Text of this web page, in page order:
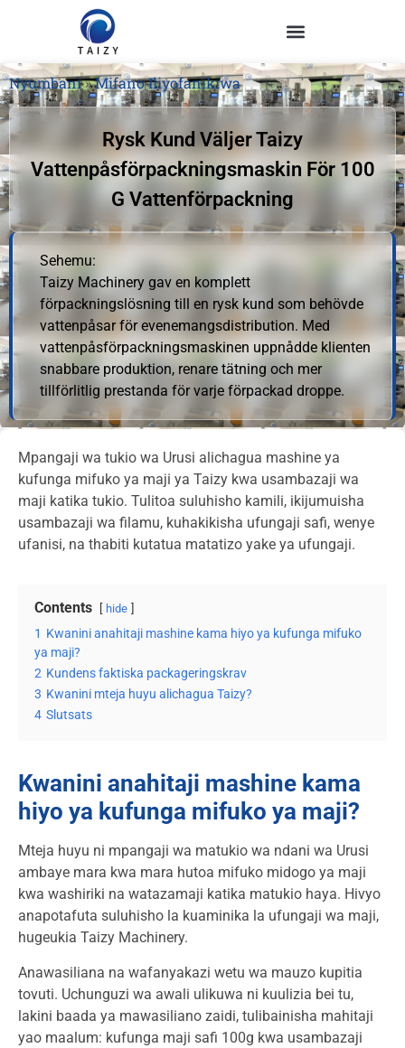
Nyumbani»Mifano Iliyofanikiwa
Rysk Kund Väljer Taizy
Vattenpåsförpackningsmaskin För 100
G Vattenförpackning
Sehemu:
Taizy Machinery gav en komplett
förpackningslösning till en rysk kund som behövde
vattenpåsar för evenemangsdistribution. Med
vattenpåsförpackningsmaskinen uppnådde klienten
snabbare produktion, renare tätning och mer
tillförlitlig prestanda för varje förpackad droppe.
Mpangaji wa tukio wa Urusi alichagua mashine ya
kufunga mifuko ya maji ya Taizy kwa usambazaji wa
maji katika tukio. Tulitoa suluhisho kamili, ikijumuisha
usambazaji wa filamu, kuhakikisha ufungaji safi, wenye
ufanisi, na thabiti kutatua matatizo yake ya ufungaji.
Contents hide
1 Kwanini anahitaji mashine kama hiyo ya kufunga mifuko
ya maji?
2 Kundens faktiska packageringskrav
3 Kwanini mteja huyu alichagua Taizy?
4 Slutsats
Kwanini anahitaji mashine kama
hiyo ya kufunga mifuko ya maji?
Mteja huyu ni mpangaji wa matukio wa ndani wa Urusi
ambaye mara kwa mara hutoa mifuko midogo ya maji
kwa washiriki na watazamaji katika matukio haya. Hivyo
anapotafuta suluhisho la kuaminika la ufungaji wa maji,
hugeukia Taizy Machinery.
Anawasiliana na wafanyakazi wetu wa mauzo kupitia
tovuti. Uchunguzi wa awali ulikuwa ni kuulizia bei tu,
lakini baada ya mawasiliano zaidi, tulibainisha mahitaji
yao maalum: kufunga maji safi 100g kwa usambazaji